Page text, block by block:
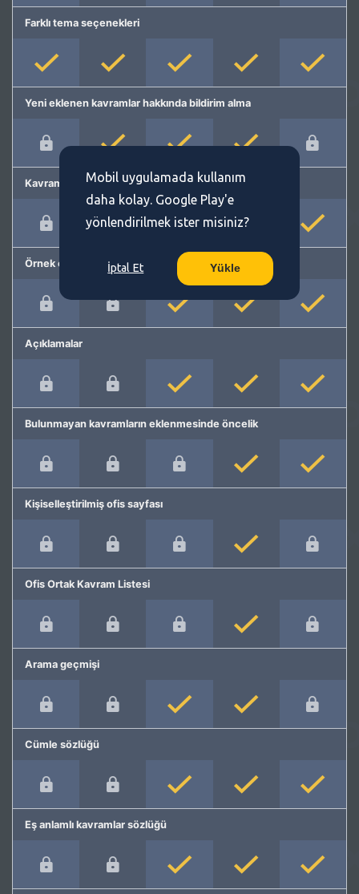
Farklı tema seçenekleri
Yeni eklenen kavramlar hakkında bildirim alma
Kavram önerme
Örnek cümleler
Açıklamalar
Bulunmayan kavramların eklenmesinde öncelik
Kişiselleştirilmiş ofis sayfası
Ofis Ortak Kavram Listesi
Arama geçmişi
Cümle sözlüğü
Eş anlamlı kavramlar sözlüğü
Mobil uygulamada kullanım
daha kolay. Google Play'e
yönlendirilmek ister misiniz?
İptal Et Yükle